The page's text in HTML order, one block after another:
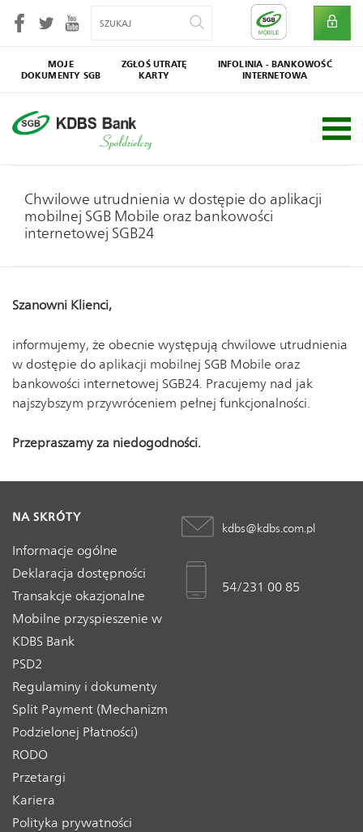
MOJE
DOKUMENTY SGB
ZGŁOŚ UTRATĘ
KARTY
INFOLINIA - BANKOWOŚĆ
INTERNETOWA
Chwilowe utrudnienia w dostępie do aplikacji
mobilnej SGB Mobile oraz bankowości
internetowej SGB24
Szanowni Klienci,
informujemy, że obecnie występują chwilowe utrudnienia
w dostępie do aplikacji mobilnej SGB Mobile oraz
bankowości internetowej SGB24. Pracujemy nad jak
najszybszym przywróceniem pełnej funkcjonalności.
Przepraszamy za niedogodności.
NA SKRÓTY
Informacje ogólne
Deklaracja dostępności
Transakcje okazjonalne
Mobilne przyspieszenie w
KDBS Bank
PSD2
Regulaminy i dokumenty
Split Payment (Mechanizm
Podzielonej Płatności)
RODO
Przetargi
Kariera
Polityka prywatności
kdbs@kdbs.com.pl
54/231 00 85